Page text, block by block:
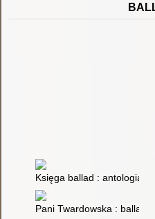
Księga ballad : antologia
Pani Twardowska : ballada